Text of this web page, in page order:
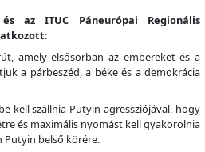
az ITUC Páneurópai Regionális
:
amely elsősorban az embereket és a
a párbeszéd, a béke és a demokrácia
kell szállnia Putyin agressziójával, hogy
és maximális nyomást kell gyakorolnia
Putyin belső körére.